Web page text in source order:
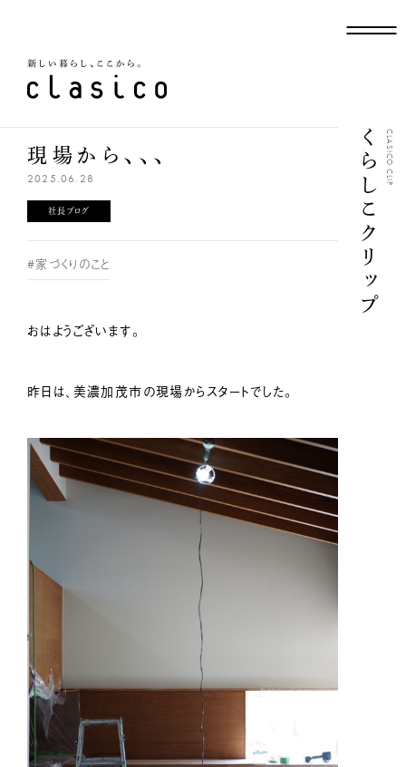
くらしこクリップCLASICO CLIP
現場から、、、
2025.06.28
社長ブログ
#家づくりのこと
おはようございます。
昨日は、美濃加茂市の現場からスタートでした。